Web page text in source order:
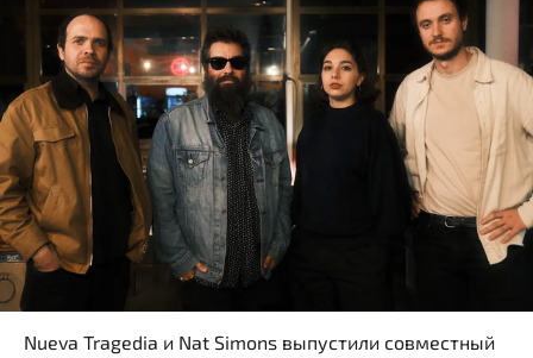
Nueva Tragedia и Nat Simons выпустили совместный